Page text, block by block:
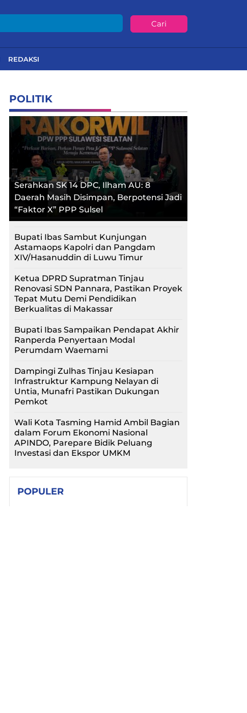
Cari
REDAKSI
POLITIK
Serahkan SK 14 DPC, Ilham AU: 8
Daerah Masih Disimpan, Berpotensi Jadi
“Faktor X” PPP Sulsel
Bupati Ibas Sambut Kunjungan
Astamaops Kapolri dan Pangdam
XIV/Hasanuddin di Luwu Timur
Ketua DPRD Supratman Tinjau
Renovasi SDN Pannara, Pastikan Proyek
Tepat Mutu Demi Pendidikan
Berkualitas di Makassar
Bupati Ibas Sampaikan Pendapat Akhir
Ranperda Penyertaan Modal
Perumdam Waemami
Dampingi Zulhas Tinjau Kesiapan
Infrastruktur Kampung Nelayan di
Untia, Munafri Pastikan Dukungan
Pemkot
Wali Kota Tasming Hamid Ambil Bagian
dalam Forum Ekonomi Nasional
APINDO, Parepare Bidik Peluang
Investasi dan Ekspor UMKM
POPULER